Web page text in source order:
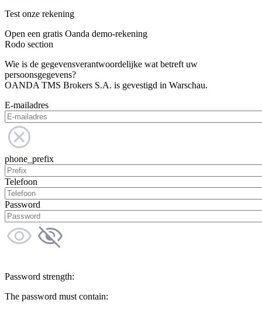
Test onze rekening
Open een gratis Oanda demo-rekening
Rodo section
Wie is de gegevensverantwoordelijke wat betreft uw
persoonsgegevens?
OANDA TMS Brokers S.A. is gevestigd in Warschau.
E-mailadres
phone_prefix
Telefoon
Password
Password strength:
The password must contain: